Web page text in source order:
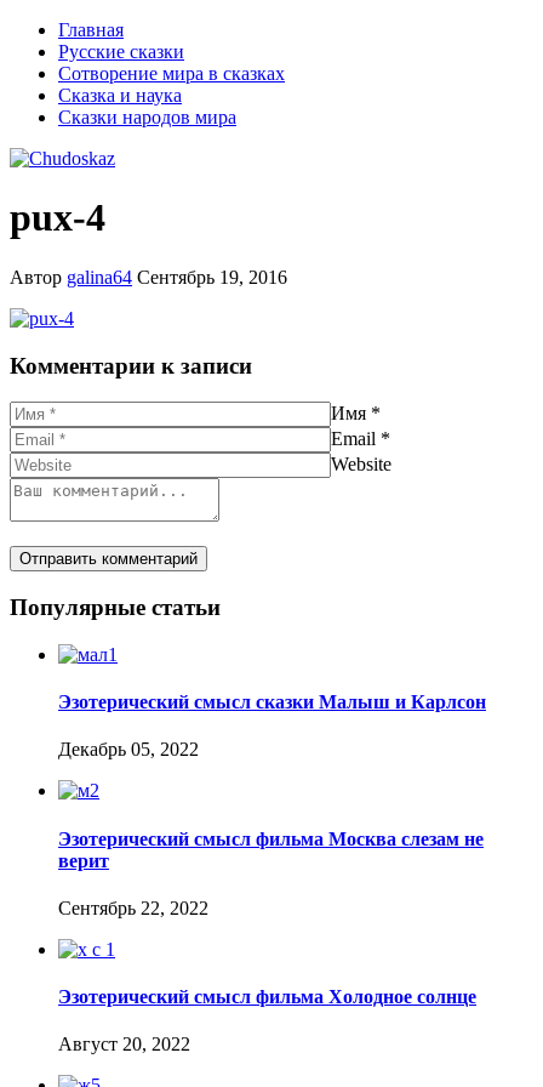
Главная
Русские сказки
Сотворение мира в сказках
Сказка и наука
Сказки народов мира
pux-4
Автор galina64 Сентябрь 19, 2016
Комментарии к записи
Имя *
Email *
Website
Популярные статьи
Эзотерический смысл сказки Малыш и Карлсон
Декабрь 05, 2022
Эзотерический смысл фильма Москва слезам не
верит
Сентябрь 22, 2022
Эзотерический смысл фильма Холодное солнце
Август 20, 2022